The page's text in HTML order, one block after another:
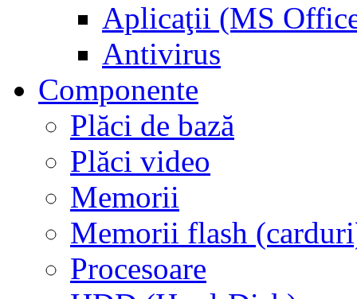
Aplicaţii (MS
Antivirus
Componente
Plăci de bază
Plăci video
Memorii
Memorii flash
Procesoare